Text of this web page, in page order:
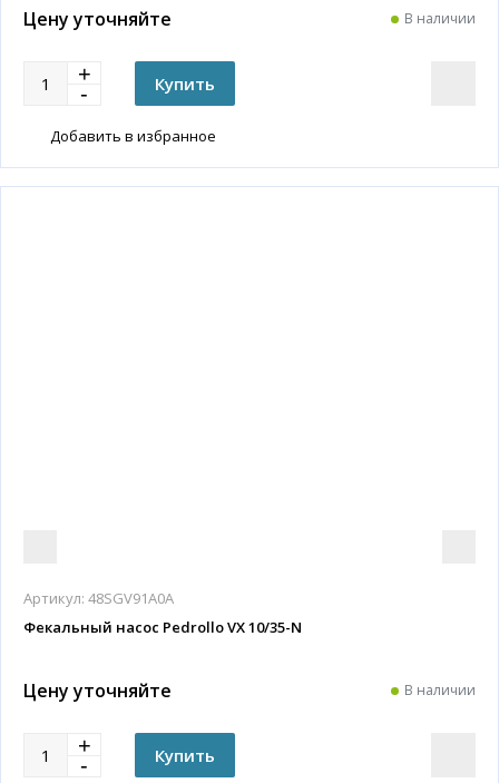
Цену уточняйте В наличии
Добавить в избранное
Артикул: 48SGV91A0A
Фекальный насос Pedrollo VX 10/35-N
Цену уточняйте В наличии